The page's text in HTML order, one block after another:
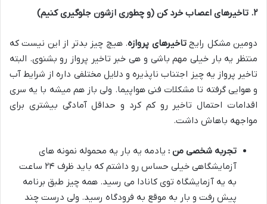
۲. تاخیرهای اعصاب خرد کن (و چطوری ازشون جلوگیری کنیم)
دومین مشکل رایجتاخیرهای پروازه.هیچ چیز بدتر از این نیست که
منتظر یه بار خیلی مهم باشی و هی خبر تاخیر پرواز رو بشنوی. البته
تاخیر پرواز یه چیز اجتناب ناپذیره و دلایل مختلفی داره از شرایط آب
و هوایی گرفته تا مشکلات فنی هواپیما. ولی باز هم میشه با یه سری
اقدامات احتمال تاخیر رو کم کرد و حداقل آمادگی بیشتری برای
مواجهه باهاش داشت.
تجربه شخصی من : یادمه یه بار یه محموله نمونه های
آزمایشگاهی خیلی حساس رو داشتم که باید ظرف ۲۴ ساعت
به یه آزمایشگاه توی کانادا می رسید. همه چیز طبق برنامه
پیش رفت و بار به موقع به فرودگاه رسید. ولی درست چند